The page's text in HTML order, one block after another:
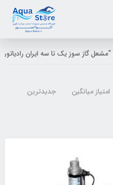
گاز سوز یک تا سه ایران رادیاتور”
امتیاز میانگین جدیدترین